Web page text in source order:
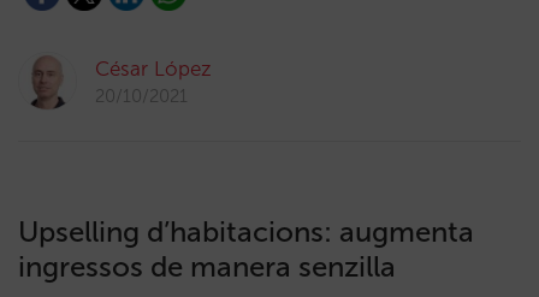
César López
20/10/2021
Upselling d’habitacions: augmenta
ingressos de manera senzilla